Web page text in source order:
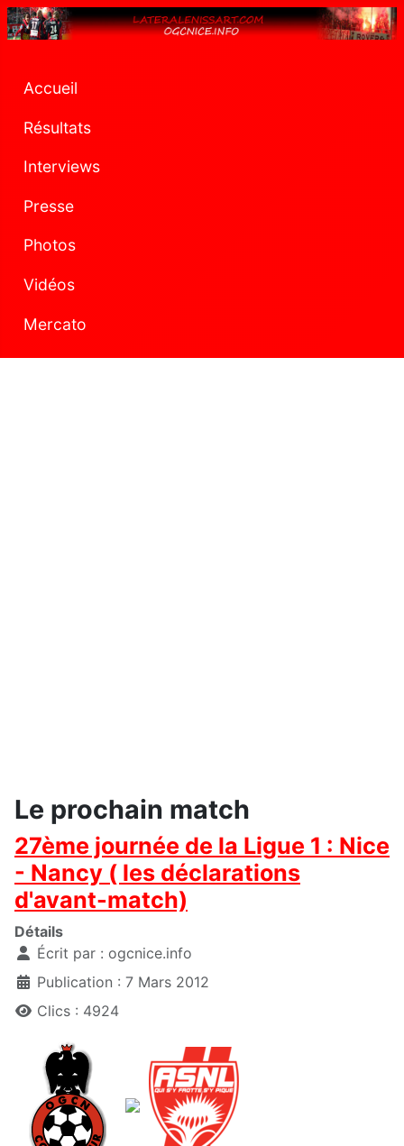
Accueil
Résultats
Interviews
Presse
Photos
Vidéos
Mercato
Le prochain match
27ème journée de la Ligue 1 : Nice
- Nancy ( les déclarations
d'avant-match)
Détails
Écrit par : ogcnice.info
Publication : 7 Mars 2012
Clics : 4924